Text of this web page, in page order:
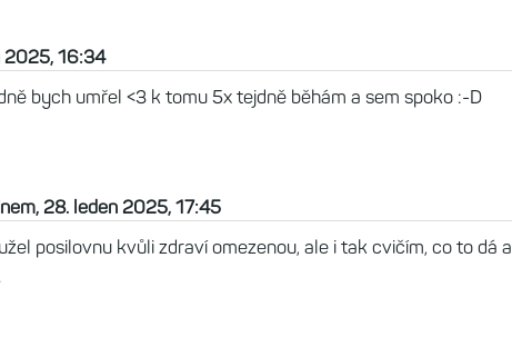
2025, 16:34
bych umřel <3 k tomu 5x tejdně běhám a sem spoko :-D
28. leden 2025, 17:45
posilovnu kvůli zdraví omezenou, ale i tak cvičím, co to dá a